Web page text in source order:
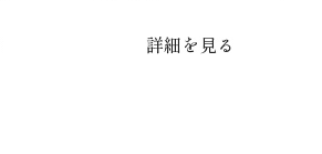
詳細を見る